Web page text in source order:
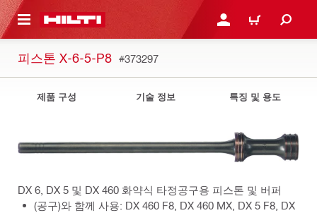
으로 건너뛰기 로그인 또는 회원가입
장바구니
피스톤 X-6-5-P8 #373297
제품 구성 기술 정보 특징 및 용도
DX 6, DX 5 및 DX 460 화약식 타정공구용 피스톤 및 버퍼
(공구)와 함께 사용: DX 460 F8, DX 460 MX, DX 5 F8, DX